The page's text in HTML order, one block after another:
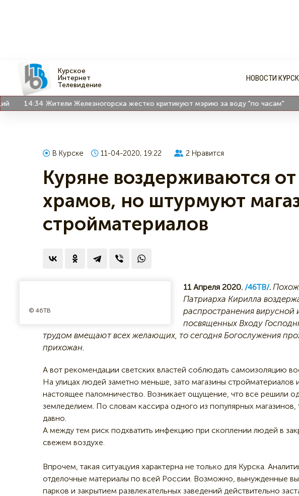
Курское
Интернет
Телевидение
НОВОСТИ
14:34 Жители Железногорска жестко критикуют мэрию за воду "по часам"
В Курске 11-04-2020, 19:22 2 Нравится
Куряне воздерживаются
храмов, но штурмуют
стройматериалов
© 46ТВ
11 Апреля 2020. /46ТВ/.
Патриарха Кирилла
распространения вирусной
посвященных Входу
трудом вмещают всех желающих, то сегодня Богослужения
прихожан.
А вот рекомендации светских властей соблюдать самоизоляцию
На улицах людей заметно меньше, зато магазины
настоящее паломничество. Возникает ощущение, что все решили
земледелием. По словам кассира одного из популярных
давно.
А между тем риск подхватить инфекцию при скоплении людей в
свежем воздухе.
Впрочем, такая ситуацуия характерна не только для Курска.
отделочные материалы по всей России. Возможно, вынужденные
парков и закрытием развлекательных заведений действительно